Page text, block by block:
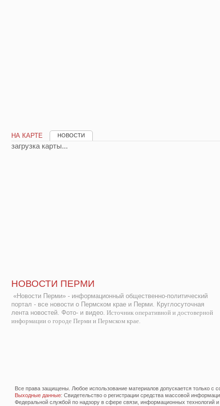
НА КАРТЕ НОВОСТИ
загрузка карты...
НОВОСТИ ПЕРМИ
«Новости Перми» - информационный общественно-политический
портал - все новости о Пермском крае и Перми. Круглосуточная
лента новостей. Фото- и видео. Источник оперативной и достоверной
информации о городе Перми и Пермском крае.
Все права защищены. Любое использование материалов допускается только с
Выходные данные: Свидетельство о регистрации средства массовой
Федеральной службой по надзору в сфере связи, информационных технологий